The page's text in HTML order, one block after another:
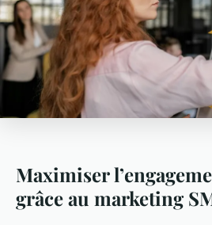
Maximiser
grâce au marketing